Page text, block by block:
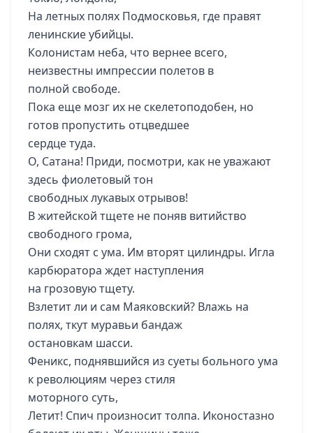
На летных полях Подмосковья, где правят
ленинские убийцы.
Колонистам неба, что вернее всего,
неизвестны импрессии полетов в
полной свободе.
Пока еще мозг их не скелетоподобен, но
готов пропустить отцведшее
сердце туда.
О, Сатана! Приди, посмотри, как не уважают
здесь фиолетовый тон
свободных лукавых отрывов!
В житейской тщете не поняв витийство
свободного грома,
Они сходят с ума. Им вторят цилиндры. Игла
карбюратора ждет наступления
на грозовую тщету.
Взлетит ли и сам Маяковский? Влажь на
полях, ткут муравьи бандаж
остановкам шасси.
Феникс, поднявшийся из суеты больного ума
к революциям через стиля
моторного суть,
Летит! Спич произносит толпа. Иконостазно